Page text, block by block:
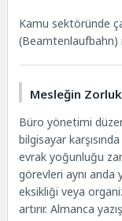
Kamu sektöründe
(Beamtenlaufbahn)
Mesleğin
Büro yönetimi
bilgisayar
evrak yoğunluğu
görevleri aynı anda
eksikliği veya
artırır. Almanca